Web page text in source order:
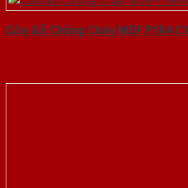
Cửa Gỗ Chống Cháy MDF P1R4 C1